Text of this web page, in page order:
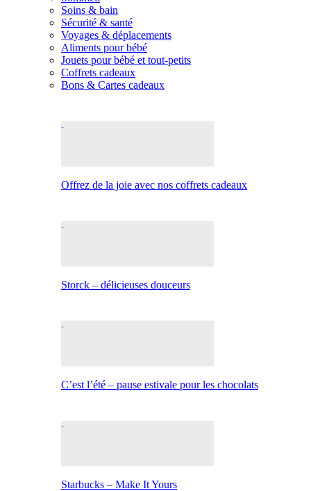
Soins & bain
Sécurité & santé
Voyages & déplacements
Aliments pour bébé
Jouets pour bébé et tout-petits
Coffrets cadeaux
Bons & Cartes cadeaux
Offrez de la joie avec nos coffrets cadeaux
Storck – délicieuses douceurs
C’est l’été – pause estivale pour les chocolats
Starbucks – Make It Yours